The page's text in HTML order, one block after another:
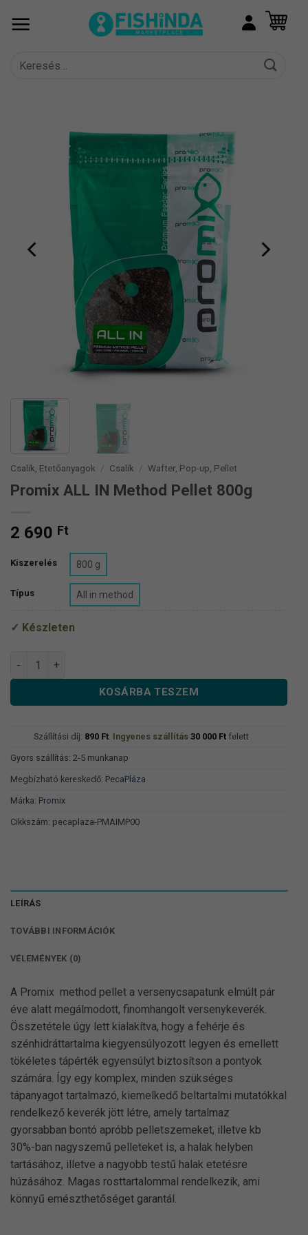
Keresés
Csalik, Etetőanyagok / Csalik / Wafter, Pop-up, Pellet
Promix ALL IN Method Pellet 800g
2 690 Ft
Kiszerelés 800 g
Típus All in method
Készleten
Promix ALL IN Method Pellet 800g mennyiség
KOSÁRBA TESZEM
Szállítási díj: 890 Ft. Ingyenes szállítás 30 000 Ftfelett
Gyors szállítás: 2-5 munkanap
Megbízható kereskedő: PecaPláza
Márka: Promix
Cikkszám: pecaplaza-PMAIMP00
LEÍRÁS
TOVÁBBI INFORMÁCIÓK
VÉLEMÉNYEK (0)
A Promix method pellet a versenycsapatunk elmúlt pár
éve alatt megálmodott, finomhangolt versenykeverék.
Összetétele úgy lett kialakítva, hogy a fehérje és
szénhidráttartalma kiegyensúlyozott legyen és emellett
tökéletes tápérték egyensúlyt biztosítson a pontyok
számára. Így egy komplex, minden szükséges
tápanyagot tartalmazó, kiemelkedő beltartalmi mutatókkal
rendelkező keverék jött létre, amely tartalmaz
gyorsabban bontó apróbb pelletszemeket, illetve kb
30%-ban nagyszemű pelleteket is, a halak helyben
tartásához, illetve a nagyobb testű halak etetésre
húzásához. Magas rosttartalommal rendelkezik, ami
könnyű emészthetőséget garantál.